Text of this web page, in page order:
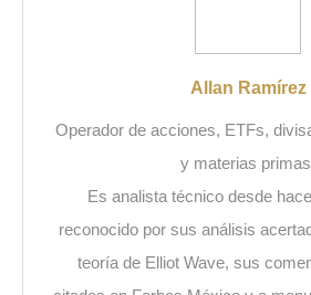
Allan Ramírez
Operador de acciones, ETFs,
y materias
Es analista técnico desde
reconocido por sus análisis
teoría de Elliot Wave, sus